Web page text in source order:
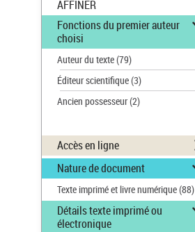
AFFINER
Fonctions du premier auteur
choisi
Auteur du texte(79)
Éditeur scientifique(3)
Ancien possesseur(2)
Accès en ligne
Nature de document
Texte imprimé et livre numérique(88)
Détails texte imprimé ou
électronique